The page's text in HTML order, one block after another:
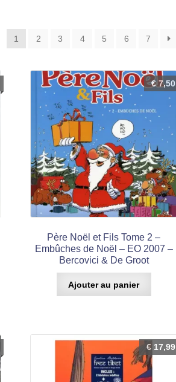
1 2 3 4 5 6 7
Père Noël et Fils Tome 2 –
Embûches de Noël – EO 2007 –
Bercovici & De Groot
€7,50
Ajouter au panier
€ 17,99